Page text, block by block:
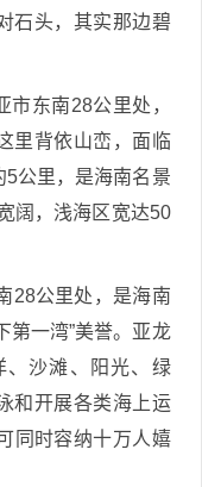
石头，其实那边碧
东南28公里处，
里背依山峦，面临
公里，是海南名景
阔，浅海区宽达50
28公里处，是海南
第一湾”美誉。亚龙
、沙滩、阳光、绿
和开展各类海上运
同时容纳十万人嬉